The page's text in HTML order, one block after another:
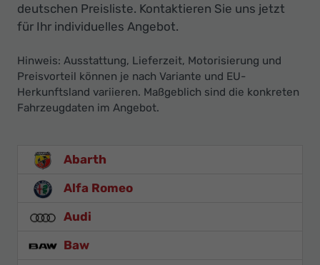
deutschen Preisliste. Kontaktieren Sie uns jetzt
für Ihr individuelles Angebot.
Hinweis: Ausstattung, Lieferzeit, Motorisierung und
Preisvorteil können je nach Variante und EU-
Herkunftsland variieren. Maßgeblich sind die konkreten
Fahrzeugdaten im Angebot.
Abarth
Alfa Romeo
Audi
Baw